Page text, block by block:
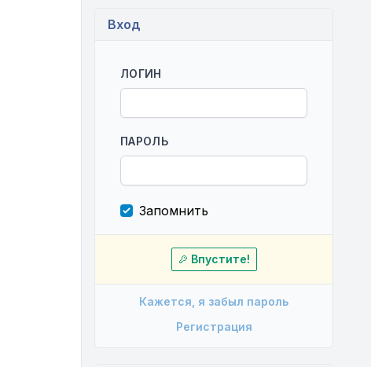
Вход
ЛОГИН
ПАРОЛЬ
Запомнить
Впустите!
Кажется, я забыл пароль
Регистрация